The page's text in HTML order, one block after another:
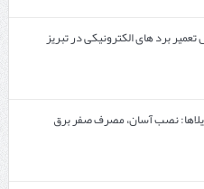
برد های الکترونیکی در تبریز
نصب آسان، مصرف صفر برق